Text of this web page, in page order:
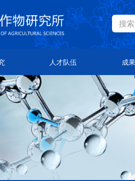
队伍
风采 主导品种
主推技术
搜
人才队伍 成